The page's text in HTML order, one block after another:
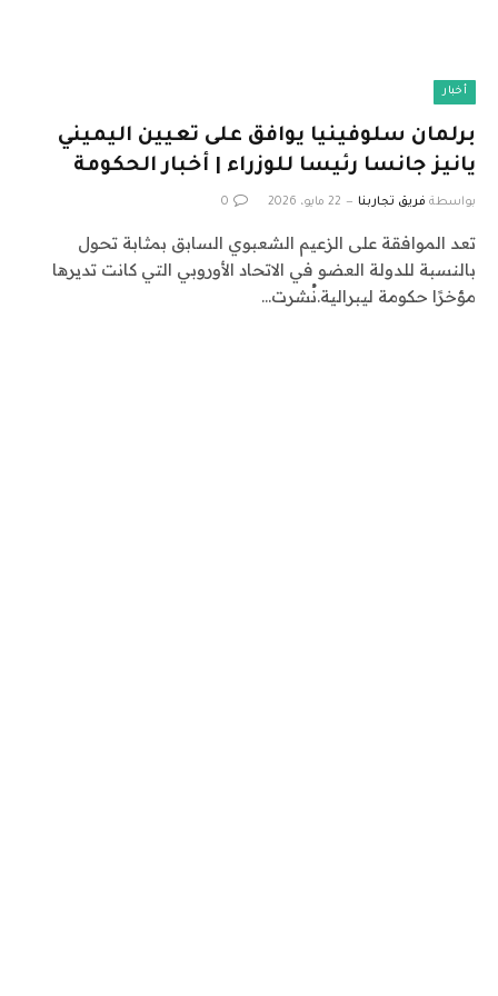
أخبار
برلمان سلوفينيا يوافق على تعيين اليميني
يانيز جانسا رئيسا للوزراء | أخبار الحكومة
بواسطة فريق تجاربنا 22 مايو، 2026 0
تعد الموافقة على الزعيم الشعبوي السابق بمثابة تحول
بالنسبة للدولة العضو في الاتحاد الأوروبي التي كانت تديرها
مؤخرًا حكومة ليبرالية.نُشرت…